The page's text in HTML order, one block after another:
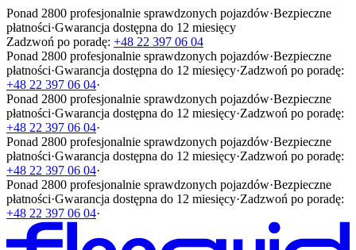
Ponad 2800 profesjonalnie sprawdzonych pojazdów·Bezpieczne
płatności·Gwarancja dostępna do 12 miesięcy
Zadzwoń po poradę: +48 22 397 06 04
Ponad 2800 profesjonalnie sprawdzonych pojazdów·Bezpieczne
płatności·Gwarancja dostępna do 12 miesięcy·Zadzwoń po poradę:
+48 22 397 06 04·
Ponad 2800 profesjonalnie sprawdzonych pojazdów·Bezpieczne
płatności·Gwarancja dostępna do 12 miesięcy·Zadzwoń po poradę:
+48 22 397 06 04·
Ponad 2800 profesjonalnie sprawdzonych pojazdów·Bezpieczne
płatności·Gwarancja dostępna do 12 miesięcy·Zadzwoń po poradę:
+48 22 397 06 04·
Ponad 2800 profesjonalnie sprawdzonych pojazdów·Bezpieczne
płatności·Gwarancja dostępna do 12 miesięcy·Zadzwoń po poradę:
+48 22 397 06 04·